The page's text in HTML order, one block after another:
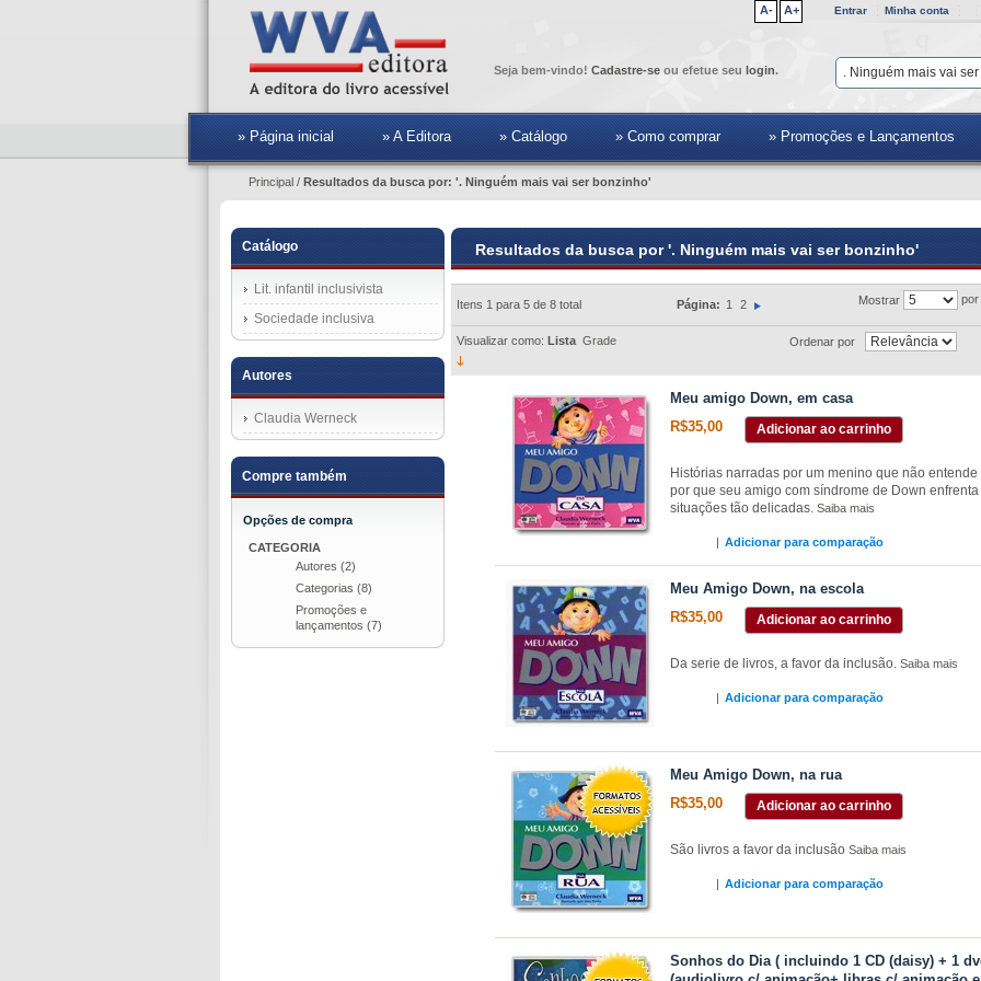
A- A+ Entrar Minha conta
Seja bem-vindo! Cadastre-se ou efetue seu login.
» Página inicial » A Editora » Catálogo » Como comprar » Promoções e Lançamentos
Principal / Resultados da busca por: '. Ninguém mais vai ser bonzinho'
Resultados da busca por '. Ninguém mais vai ser bonzinho'
Itens 1 para 5 de 8 total Mostrar por
Página: 1 2
Visualizar como: Lista Grade Ordenar por
Meu amigo Down, em casa
R$35,00
Adicionar ao carrinho
Histórias narradas por um menino que não entende
por que seu amigo com síndrome de Down enfrenta
situações tão delicadas. Saiba mais
| Adicionar para comparação
Meu Amigo Down, na escola
R$35,00
Adicionar ao carrinho
Da serie de livros, a favor da inclusão. Saiba mais
| Adicionar para comparação
Meu Amigo Down, na rua
R$35,00
Adicionar ao carrinho
São livros a favor da inclusão Saiba mais
| Adicionar para comparação
Sonhos do Dia ( incluindo 1 CD (daisy) + 1
Catálogo
Lit. infantil inclusivista
Sociedade inclusiva
Autores
Claudia Werneck
Compre também
Opções de compra
CATEGORIA
Autores (2)
Categorias (8)
Promoções e
lançamentos (7)